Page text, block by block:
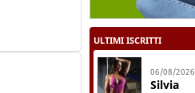
ULTIMI ISCRITTI
06/08/2026
Silvia